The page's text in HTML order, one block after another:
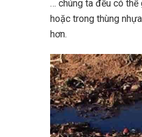
… chúng ta đều có
hoặc trong thùng
hơn.